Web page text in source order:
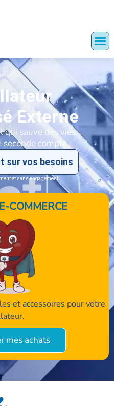
Externe
qui sauve des vies
seconde compte
sur vos besoins
et sans engagement
COMMERCE
et accessoires pour votre
mes achats